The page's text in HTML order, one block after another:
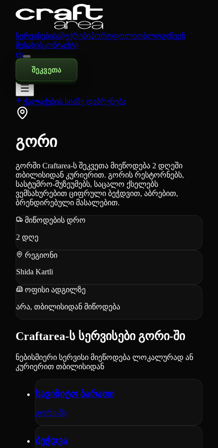
სერვისებისაჩუქრებიპორტფოლიობლოგიჩვენ
შესახებკონტაქტი
en
შეკვეთა
ქალაქების სიაზე დაბრუნება
გორი
გორში Craftarea-ს შეკვეთა მიეწოდება 2 დღეში
თბილისიდან კურიერით. გორის რესტორნებს,
სასტუმრო-მუზეუმებს, საცალო ქსელებს
ვემსახურებით ციფრული ბეჭდვით, აბრებით,
ბრენდირებული მასალებით.
მიწოდების დრო
2 დღე
რეგიონი
Shida Kartli
ოფისი ადგილზე
არა, თბილისიდან მიწოდება
Craftarea-ს სერვისები გორი-ში
ნებისმიერი სერვისი მიეწოდება ლოკალურად ან
კურიერით თბილისიდან
სავიზიტო ბარათი
გორი-ში
ბეჭდვა